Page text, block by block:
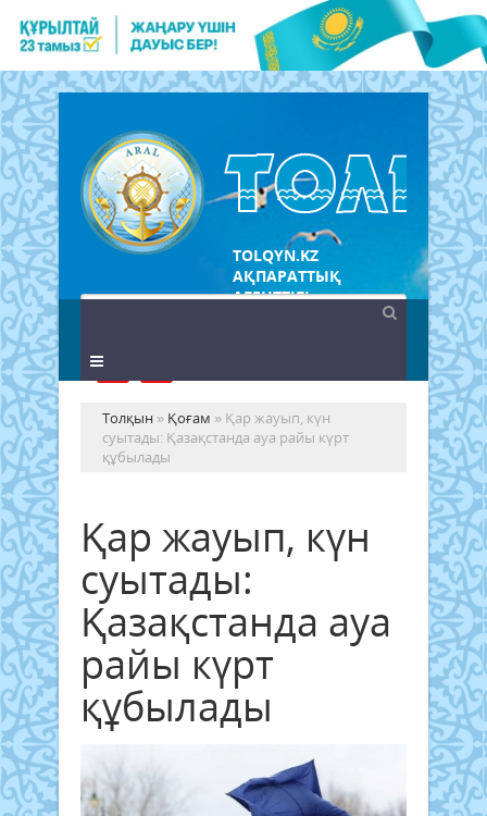
TOLQYN.KZ
АҚПАРАТТЫҚ
АГЕНТТІГІ
Толқын » Қоғам » Қар жауып, күн
суытады: Қазақстанда ауа райы күрт
құбылады
Қар жауып, күн
суытады:
Қазақстанда ауа
райы күрт
құбылады